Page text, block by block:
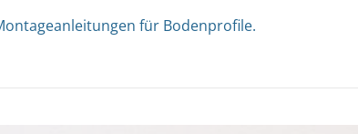
für Bodenprofile.